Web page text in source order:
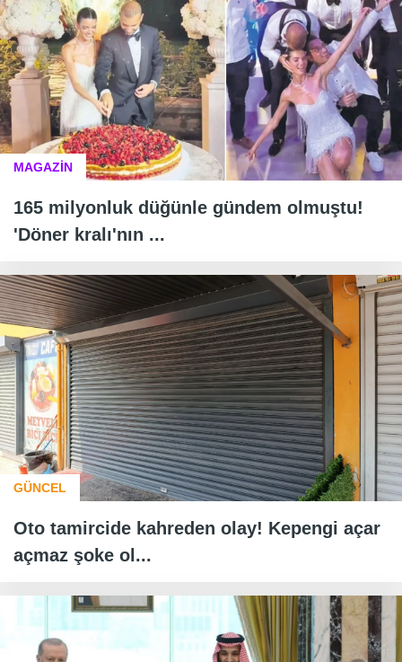
MAGAZİN
165 milyonluk düğünle gündem olmuştu!
'Döner kralı'nın ...
GÜNCEL
Oto tamircide kahreden olay! Kepengi açar
açmaz şoke ol...